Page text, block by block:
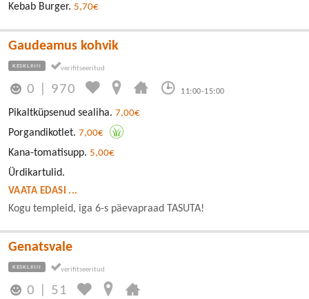
Kebab Burger. 5,70€
Gaudeamus kohvik
KESKLINN
0 970 11:00-15:00
Pikaltküpsenud sealiha. 7,00€
Porgandikotlet. 7,00€
Kana-tomatisupp. 5,00€
Ürdikartulid.
VAATA EDASI ...
Kogu templeid, iga 6-s päevapraad TASUTA!
Genatsvale
KESKLINN
0 51